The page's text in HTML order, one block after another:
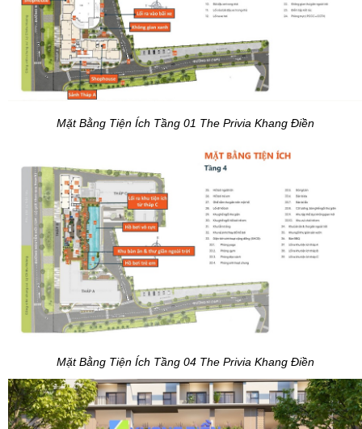
Mặt Bằng Tiện Ích Tầng 01 The Privia Khang Điền
Mặt Bằng Tiện Ích Tầng 04 The Privia Khang Điền